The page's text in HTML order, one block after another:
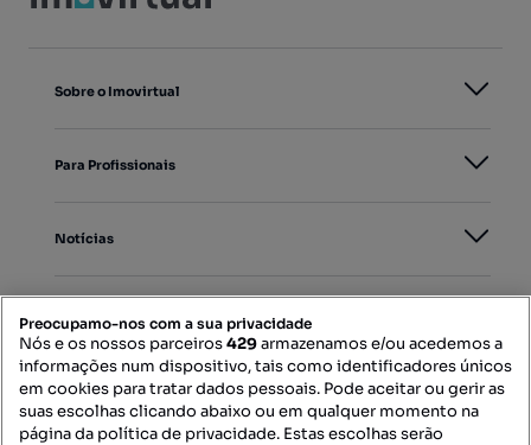
Sobre o Imovirtual
Para Profissionais
Notícias
Mapa do Site
Preocupamo-nos com a sua privacidade
Nós e os nossos parceiros429armazenamos e/ou acedemos a
informações num dispositivo, tais como identificadores únicos
em cookies para tratar dados pessoais. Pode aceitar ou gerir as
suas escolhas clicando abaixo ou em qualquer momento na
página da política de privacidade. Estas escolhas serão